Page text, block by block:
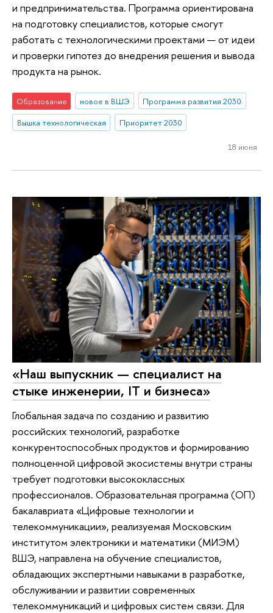
и предпринимательства. Программа ориентирована
на подготовку специалистов, которые смогут
работать с технологическими проектами — от идеи
и проверки гипотез до внедрения решения и вывода
продукта на рынок.
Образование новое в ВШЭ
Программа развития 2030
Вышка технологическая
Приоритет 2030
18 июня
«Наш выпускник — специалист на
стыке инженерии, IT и бизнеса»
Глобальная задача по созданию и развитию
российских технологий, разработке
конкурентоспособных продуктов и формированию
полноценной цифровой экосистемы внутри страны
требует подготовки высококлассных
профессионалов. Образовательная программа (ОП)
бакалавриата «Цифровые технологии и
телекоммуникации», реализуемая Московским
институтом электроники и математики (МИЭМ)
ВШЭ, направлена на обучение специалистов,
обладающих экспертными навыками в разработке,
обслуживании и развитии современных
телекоммуникаций и цифровых систем связи. Для